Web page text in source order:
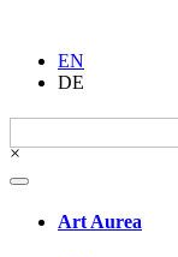
EN
DE
Suchen
nach:
×
Art Aurea